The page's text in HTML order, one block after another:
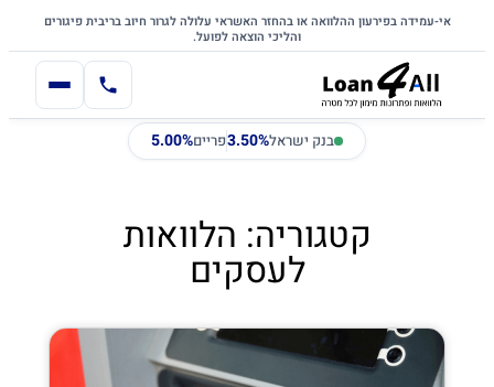
לתוכן
דלג לתוכן הראשי
אי-עמידה בפירעון ההלוואה או בהחזר האשראי עלולה לגרור חיוב בריבית פיגורים
והליכי הוצאה לפועל.
בנק ישראל3.50%פריים5.00%
קטגוריה: הלוואות
לעסקים